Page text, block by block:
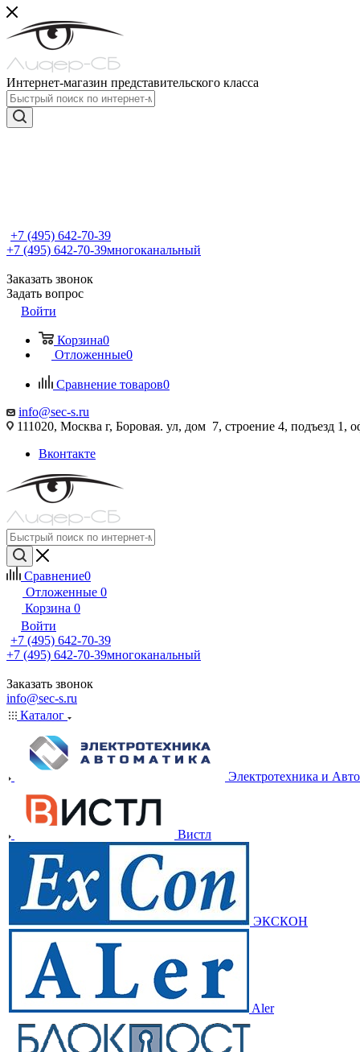
Интернет-магазин представительского класса
+7 (495) 642-70-39
+7 (495) 642-70-39многоканальный
Заказать звонок
Задать вопрос
Войти
Корзина0
Отложенные0
Сравнение товаров0
info@sec-s.ru
111020, Москва г, Боровая. ул, дом 7, строение 4, подъезд 1,
Вконтакте
Сравнение0
Отложенные 0
Корзина 0
Войти
+7 (495) 642-70-39
+7 (495) 642-70-39многоканальный
Заказать звонок
info@sec-s.ru
Каталог
Электротехника и
Вистл
ЭКСКОН
Aler